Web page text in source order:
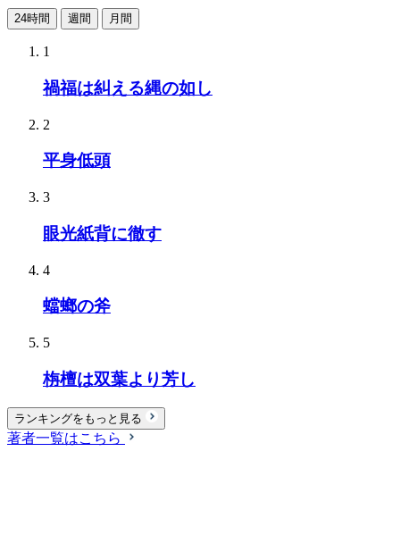
24時間 週間 月間
1
禍福は糾える縄の如し
2
平身低頭
3
眼光紙背に徹す
4
蟷螂の斧
5
栴檀は双葉より芳し
ランキングをもっと見る
著者一覧はこちら